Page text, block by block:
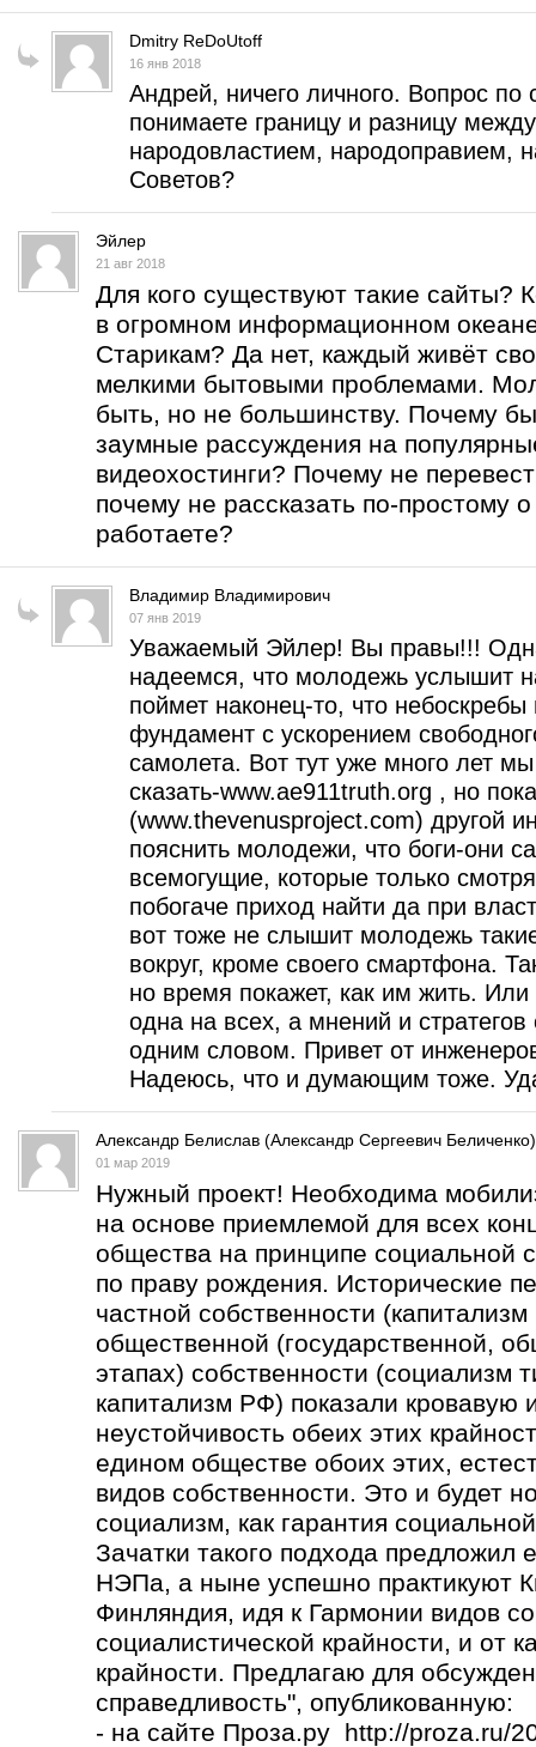
Dmitry ReDoUtoff
16 янв 2018
Андрей, ничего личного. Вопрос по
понимаете границу и разницу
народовластием, народоправием,
Советов?
Эйлер
21 авг 2018
Для кого существуют такие сайты?
в огромном информационном
Старикам? Да нет, каждый живёт
мелкими бытовыми проблемами.
быть, но не большинству. Почему
заумные рассуждения на
видеохостинги? Почему не
почему не рассказать по-простому
работаете?
Владимир Владимирович
07 янв 2019
Уважаемый Эйлер! Вы правы!!!
надеемся, что молодежь услышит
поймет наконец-то, что
фундамент с ускорением
самолета. Вот тут уже много лет
сказать-www.ae911truth.org , но
(www.thevenusproject.com) другой
пояснить молодежи, что боги-они
всемогущие, которые только
побогаче приход найти да при
вот тоже не слышит молодежь
вокруг, кроме своего смартфона.
но время покажет, как им жить.
одна на всех, а мнений и стратегов
одним словом. Привет от
Надеюсь, что и думающим тоже.
Александр Белислав (Александр Сергеевич Беличенко)
01 мар 2019
Нужный проект! Необходима
на основе приемлемой для всех
общества на принципе социальной
по праву рождения. Исторические
частной собственности
общественной (государственной,
этапах) собственности (социализм
капитализм РФ) показали кровавую
неустойчивость обеих этих
едином обществе обоих этих,
видов собственности. Это и будет
социализм, как гарантия
Зачатки такого подхода
НЭПа, а ныне успешно практикуют
Финляндия, идя к Гармонии видов
социалистической крайности, и от
крайности. Предлагаю для
справедливость", опубликованную:
- на сайте Проза.ру http://proza.ru/